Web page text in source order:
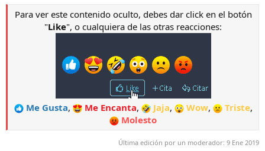
Para ver este contenido oculto, debes dar click en el botón
"Like", o cualquiera de las otras reacciones:
Me Gusta, Me Encanta, Jaja, Wow, Triste,
Molesto
Última edición por un moderador: 9 Ene 2019